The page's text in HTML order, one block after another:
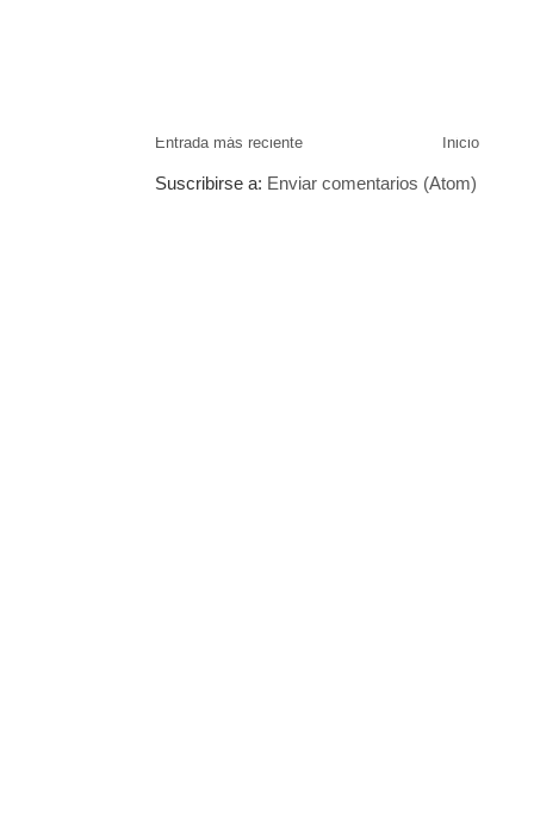
Entrada más reciente Inicio
Suscribirse a: Enviar comentarios (Atom)